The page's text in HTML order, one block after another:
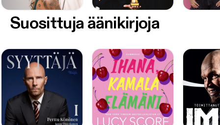
Suosittuja äänikirjoja